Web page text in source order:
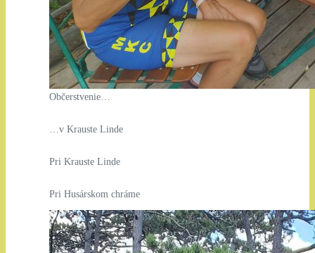
Občerstvenie…
…v Krauste Linde
Pri Krauste Linde
Pri Husárskom chráme